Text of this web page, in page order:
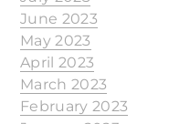
June 2023
May 2023
April 2023
March 2023
February 2023